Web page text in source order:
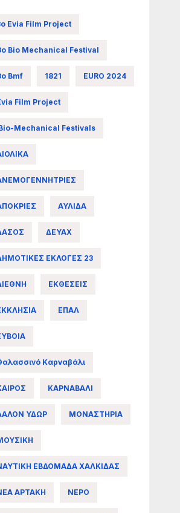
Evia Film Project
Bio Mechanical Festival
Bmf 1821 EURO 2024
Film Project
Mechanical Festivals
ΑΥΛΙΔΑ
ΔΕΥΑΧ
ΕΚΛΟΓΕΣ 23
ΕΚΘΕΣΕΙΣ
ΕΠΑΛ
Καρναβάλι
ΚΑΡΝΑΒΑΛΙ
ΥΔΩΡ ΜΟΝΑΣΤΗΡΙΑ
ΕΒΔΟΜΑΔΑ ΧΑΛΚΙΔΑΣ
ΑΡΤΑΚΗ ΝΕΡΟ